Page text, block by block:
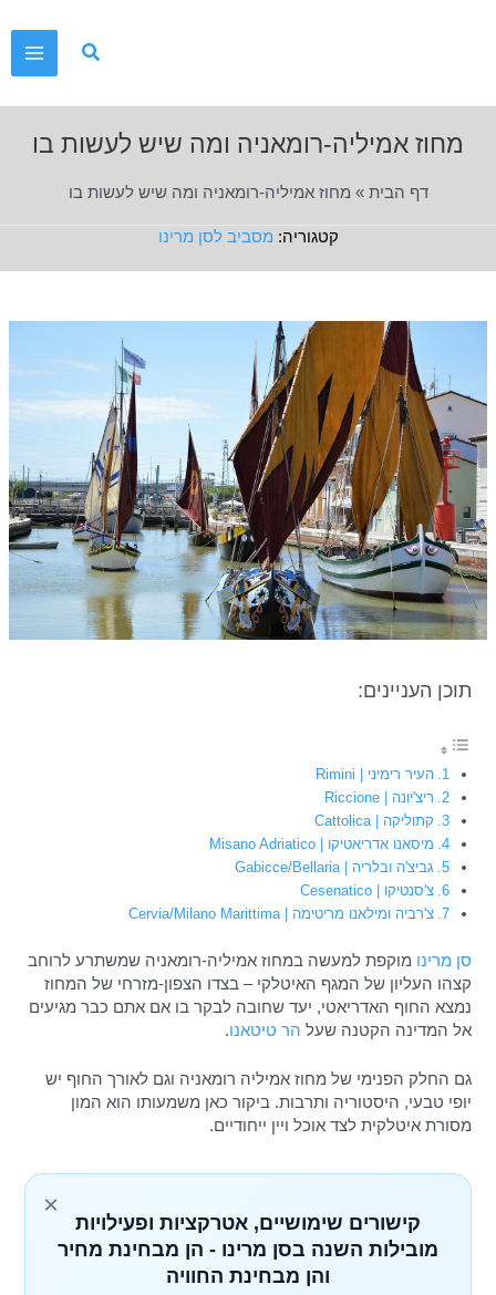
מחוז אמיליה-רומאניה ומה שיש לעשות בו
דף הבית » מחוז אמיליה-רומאניה ומה שיש לעשות בו
מסביב לסן מרינו
תוכן העניינים:
העיר רימיני | Rimini
ריצ'יונה | Riccione
קתוליקה | Cattolica
מיסאנו אדריאטיקו | Misano Adriatico
גביצ'ה ובלריה | Gabicce/Bellaria
צ'סנטיקו | Cesenatico
צ'רביה ומילאנו מריטימה | Cervia/Milano Marittima
סן מרינו מוקפת למעשה במחוז אמיליה-רומאניה שמשתרע לרוחב
קצהו העליון של המגף האיטלקי – בצדו הצפון-מזרחי של המחוז
נמצא החוף האדריאטי, יעד שחובה לבקר בו אם אתם כבר מגיעים
אל המדינה הקטנה שעל הר טיטאנו.
גם החלק הפנימי של מחוז אמיליה רומאניה וגם לאורך החוף יש
יופי טבעי, היסטוריה ותרבות. ביקור כאן משמעותו הוא המון
מסורת איטלקית לצד אוכל ויין ייחודיים.
×
קישורים שימושיים, אטרקציות ופעילויות
מובילות השנה בסן מרינו - הן מבחינת מחיר
והן מבחינת החוויה